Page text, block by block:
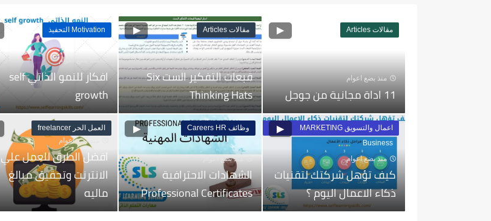
مقالات Articles
منذ بضع اعوام
11 اداة مجانية من جوجل
مقالات Articles
منذ بضع اعوام
قبعات التفكير الست Six
Thinking Hats
Motivation التحفيذ
منذ بضع اعوام
افكار للنمو الذاتي self
growth
اعمال والتسويق MARKETING
Business
منذ بضع اعوام
كيف تؤهل شركتك لتقنيات
ذكاء الاعمال اليوم ؟
وظائف Careers HR
منذ بضع اعوام
الشهادات الاحترافية
Professional Certificates
العمل الحر freelancer
منذ بضع اعوام
افضل الطرق للعمل علي
الانترنت وتحقيق مبالغ
ماليه